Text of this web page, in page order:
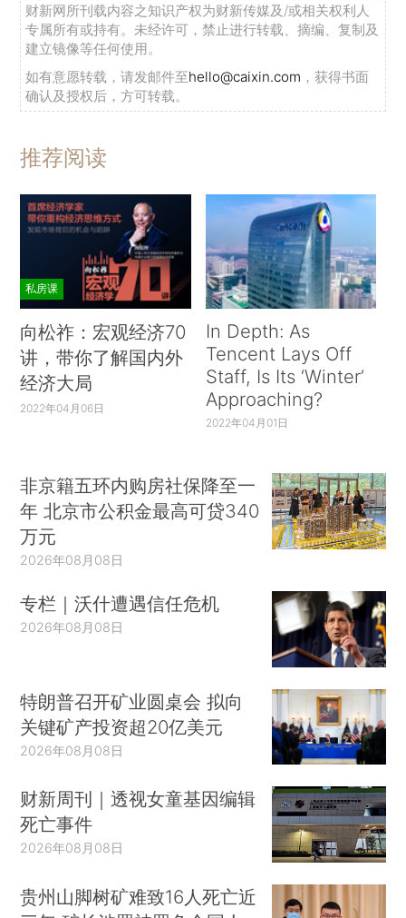
财新网所刊载内容之知识产权为财新传媒及/或相关权利人
专属所有或持有。未经许可，禁止进行转载、摘编、复制及
建立镜像等任何使用。
如有意愿转载，请发邮件至hello@caixin.com ，获得书面
确认及授权后，方可转载。
推荐阅读
私房课
向松祚：宏观经济70
讲，带你了解国内外
经济大局
2022年04月06日
In Depth: As
Tencent Lays Off
Staff, Is Its ‘Winter’
Approaching?
2022年04月01日
非京籍五环内购房社保降至一
年 北京市公积金最高可贷340
万元
2026年08月08日
专栏｜沃什遭遇信任危机
2026年08月08日
特朗普召开矿业圆桌会 拟向
关键矿产投资超20亿美元
2026年08月08日
财新周刊｜透视女童基因编辑
死亡事件
2026年08月08日
贵州山脚树矿难致16人死亡近